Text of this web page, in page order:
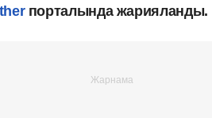
порталында жарияланды.